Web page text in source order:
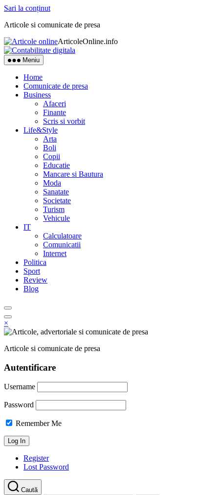
Sari la conținut
Articole si comunicate de presa
ArticoleOnline.info
Meniu
Home
Comunicate de presa
Business
Afaceri
Finante
Scris si vorbit
Life&Style
Arta
Boli
Copii
Educatie
Mancare si Bautura
Moda
Sanatate
Societate
Turism
Vehicule
IT
Calculatoare
Comunicatii
Internet
Politica
Sport
Review
Blog
×
Articole si comunicate de presa
Autentificare
Username
Password
Remember Me
Register
Lost Password
Caută